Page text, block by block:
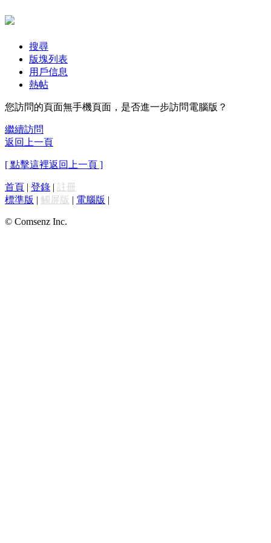
搜尋
版塊列表
用戶信息
熱帖
您訪問的頁面無手機頁面，是否進一步訪問電腦版？
繼續訪問
返回上一頁
[ 點擊這裡返回上一頁 ]
首頁 | 登錄 | 註冊
標準版 | 觸屏版 | 電腦版 |
© Comsenz Inc.